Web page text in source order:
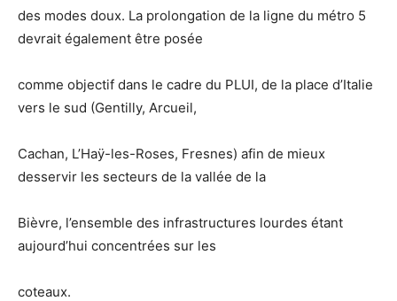
des modes doux. La prolongation de la ligne du métro 5
devrait également être posée
comme objectif dans le cadre du PLUI, de la place d’Italie
vers le sud (Gentilly, Arcueil,
Cachan, L’Haÿ-les-Roses, Fresnes) afin de mieux
desservir les secteurs de la vallée de la
Bièvre, l’ensemble des infrastructures lourdes étant
aujourd’hui concentrées sur les
coteaux.